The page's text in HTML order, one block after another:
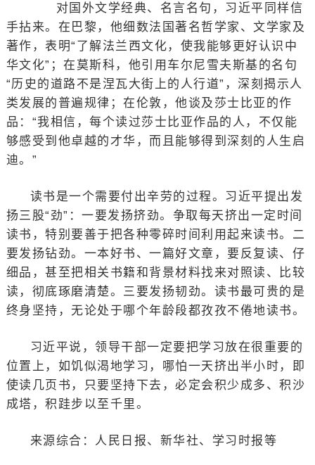
对国外文学经典、名言名句，习近平同样信
手拈来。在巴黎，他细数法国著名哲学家、文学家及
著作，表明“了解法兰西文化，使我能够更好认识中
华文化”；在莫斯科，他引用车尔尼雪夫斯基的名句
“历史的道路不是涅瓦大街上的人行道”，深刻揭示人
类发展的普遍规律；在伦敦，他谈及莎士比亚的作
品：“我相信，每个读过莎士比亚作品的人，不仅能
够感受到他卓越的才华，而且能够得到深刻的人生启
迪。”
读书是一个需要付出辛劳的过程。习近平提出发
扬三股“劲”：一要发扬挤劲。争取每天挤出一定时间
读书，特别要善于把各种零碎时间利用起来读书。二
要发扬钻劲。一本好书、一篇好文章，要反复读、仔
细品，甚至把相关书籍和背景材料找来对照读、比较
读，彻底琢磨清楚。三要发扬韧劲。读书最可贵的是
终身坚持，无论处于哪个年龄段都孜孜不倦地读书。
习近平说，领导干部一定要把学习放在很重要的
位置上，如饥似渴地学习，哪怕一天挤出半小时，即
使读几页书，只要坚持下去，必定会积少成多、积沙
成塔，积跬步以至千里。
来源综合：人民日报、新华社、学习时报等